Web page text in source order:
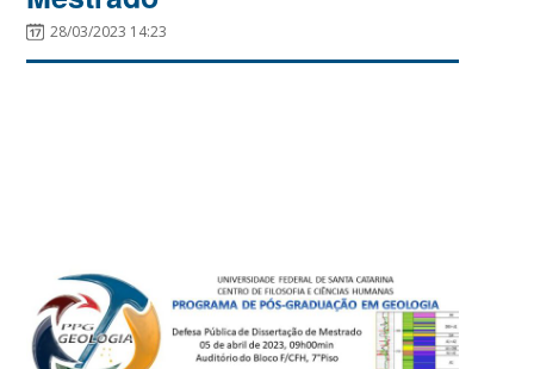
28/03/2023 14:23